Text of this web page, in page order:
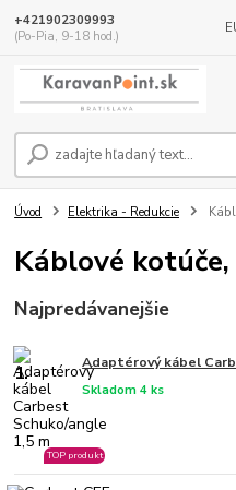
+421902309993
(Po-Pia, 9-18 hod.)
Úvod Elektrika - Redukcie
Káblové
Najpredávanejšie
1. Adaptérový kábel
Skladom 4 ks
TOP produkt